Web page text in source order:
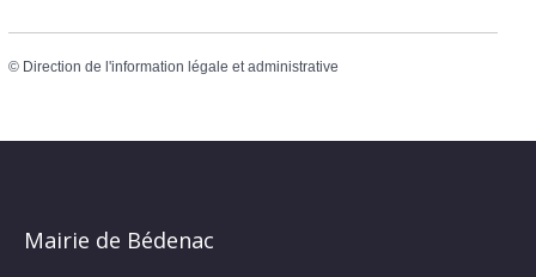
© Direction de l'information légale et administrative
Mairie de Bédenac